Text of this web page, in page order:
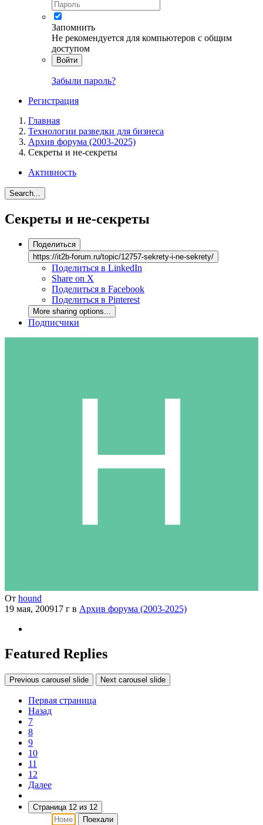
Запомнить
Не рекомендуется для компьютеров с общим
доступом
Войти
Забыли пароль?
Регистрация
Главная
Технологии разведки для бизнеса
Архив форума (2003-2025)
Секреты и не-секреты
Активность
Search...
Секреты и не-секреты
Поделиться
https://it2b-forum.ru/topic/12757-sekrety-i-ne-sekrety/
Поделиться в LinkedIn
Share on X
Поделиться в Facebook
Поделиться в Pinterest
More sharing options...
Подписчики
От hound
19 мая, 200917 г в Архив форума (2003-2025)
Featured Replies
Previous carousel slide Next carousel slide
Первая страница
Назад
7
8
9
10
11
12
Далее
Страница 12 из 12
Поехали